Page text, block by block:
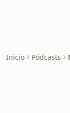
Inicio Pódcasts